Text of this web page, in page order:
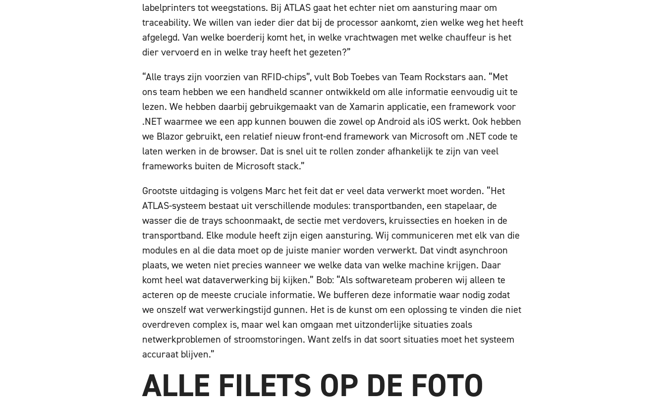
labelprinters tot weegstations. Bij ATLAS gaat het echter niet om aansturing maar om
traceability. We willen van ieder dier dat bij de processor aankomt, zien welke weg het heeft
afgelegd. Van welke boerderij komt het, in welke vrachtwagen met welke chauffeur is het
dier vervoerd en in welke tray heeft het gezeten?”
“Alle trays zijn voorzien van RFID-chips”, vult Bob Toebes van Team Rockstars aan. “Met
ons team hebben we een handheld scanner ontwikkeld om alle informatie eenvoudig uit te
lezen. We hebben daarbij gebruikgemaakt van de Xamarin applicatie, een framework voor
.NET waarmee we een app kunnen bouwen die zowel op Android als iOS werkt. Ook hebben
we Blazor gebruikt, een relatief nieuw front-end framework van Microsoft om .NET code te
laten werken in de browser. Dat is snel uit te rollen zonder afhankelijk te zijn van veel
frameworks buiten de Microsoft stack.”
Grootste uitdaging is volgens Marc het feit dat er veel data verwerkt moet worden. “Het
ATLAS-systeem bestaat uit verschillende modules: transportbanden, een stapelaar, de
wasser die de trays schoonmaakt, de sectie met verdovers, kruissecties en hoeken in de
transportband. Elke module heeft zijn eigen aansturing. Wij communiceren met elk van die
modules en al die data moet op de juiste manier worden verwerkt. Dat vindt asynchroon
plaats, we weten niet precies wanneer we welke data van welke machine krijgen. Daar
komt heel wat dataverwerking bij kijken.” Bob: “Als softwareteam proberen wij alleen te
acteren op de meeste cruciale informatie. We bufferen deze informatie waar nodig zodat
we onszelf wat verwerkingstijd gunnen. Het is de kunst om een oplossing te vinden die niet
overdreven complex is, maar wel kan omgaan met uitzonderlijke situaties zoals
netwerkproblemen of stroomstoringen. Want zelfs in dat soort situaties moet het systeem
accuraat blijven.”
ALLE FILETS OP DE FOTO